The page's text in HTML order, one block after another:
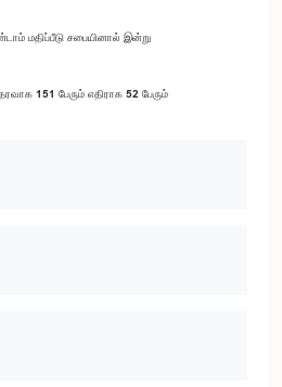
மதிப்பீடு சபையினால் இன்று
151 பேரும் எதிராக 52 பேரும்